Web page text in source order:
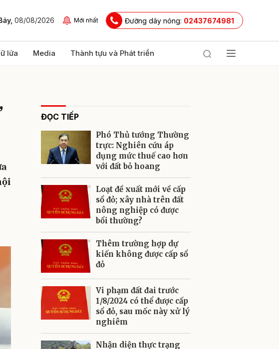
08/08/2026 Mới nhất Đường dây nóng: 02437674981
lửa Media Thành tựu và Phát triển
ĐỌC TIẾP
Phó Thủ tướng Thường
trực: Nghiên cứu áp
dụng mức thuế cao hơn
với đất bỏ hoang
Loạt đề xuất mới về cấp
sổ đỏ; xây nhà trên đất
nông nghiệp có được
bổi thường?
Thêm trường hợp dự
kiến không được cấp sổ
đỏ
Vi phạm đất đai trước
1/8/2024 có thể được cấp
sổ đỏ, sau mốc này xử lý
nghiêm
Nhận diện thực trạng
Hủy Gửi